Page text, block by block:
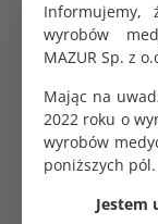
Informujemy,
wyrobów
MAZUR Sp. z
Mając na
2022 roku o
wyrobów
poniższych pól.
Jestem
Tampony
stanowią
borykających
może znacząco
produkty
komfortu,
poczucie
Tampony